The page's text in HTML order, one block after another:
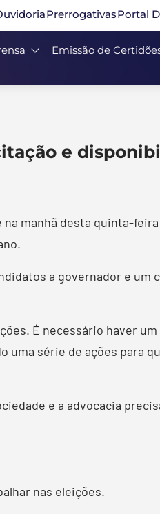
PrerrogativasPortal
Emissão de
e
na manhã desta quinta-
a governador e um
É necessário haver
uma série de ações para
e a advocacia
nas eleições.